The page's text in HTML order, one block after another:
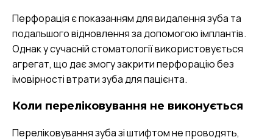
Перфорація є показанням для видалення зуба та
подальшого відновлення за допомогою імплантів.
Однак у сучасній стоматології використовується
агрегат, що дає змогу закрити перфорацію без
імовірності втрати зуба для пацієнта.
Коли переліковування не виконується
Переліковування зуба зі штифтом не проводять,